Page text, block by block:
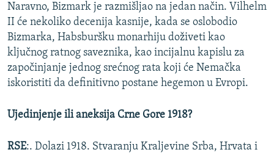
Naravno, Bizmark je razmišljao na jedan način. Vilhelm
II će nekoliko decenija kasnije, kada se oslobodio
Bizmarka, Habsburšku monarhiju doživeti kao
ključnog ratnog saveznika, kao incijalnu kapislu za
započinjanje jednog srećnog rata koji će Nemačka
iskoristiti da definitivno postane hegemon u Evropi.
Ujedinjenje ili aneksija Crne Gore 1918?
RSE:. Dolazi 1918. Stvaranju Kraljevine Srba, Hrvata i